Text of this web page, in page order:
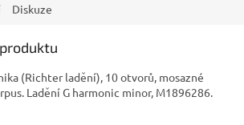
Diskuze
(Richter ladění), 10 otvorů, mosazné
Ladění G harmonic minor, M1896286.